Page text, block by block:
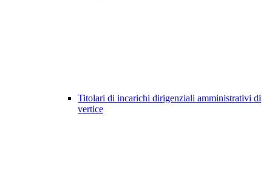
Titolari di incarichi dirigenziali amministrativi di
vertice